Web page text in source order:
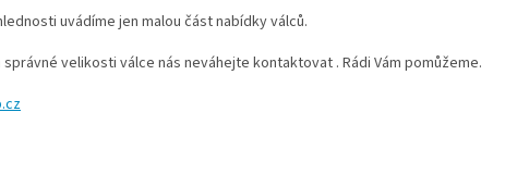
y
v
uvádíme jen malou část nabídky válců.
správné velikosti válce nás neváhejte kontaktovat . Rádi Vám pomůžeme.